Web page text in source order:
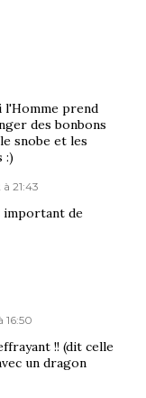
l'Homme prend
des bonbons
snobe et les
:)
21:43
important de
16:50
!! (dit celle
un dragon